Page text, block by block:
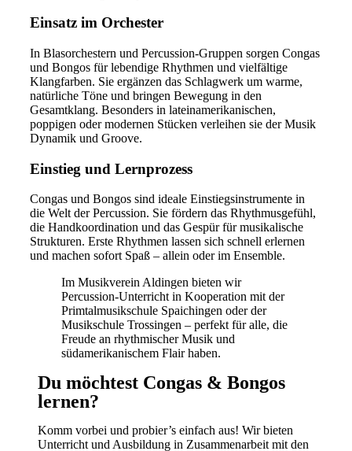
Einsatz im Orchester
In Blasorchestern und Percussion-Gruppen sorgen Congas
und Bongos für lebendige Rhythmen und vielfältige
Klangfarben. Sie ergänzen das Schlagwerk um warme,
natürliche Töne und bringen Bewegung in den
Gesamtklang. Besonders in lateinamerikanischen,
poppigen oder modernen Stücken verleihen sie der Musik
Dynamik und Groove.
Einstieg und Lernprozess
Congas und Bongos sind ideale Einstiegsinstrumente in
die Welt der Percussion. Sie fördern das Rhythmusgefühl,
die Handkoordination und das Gespür für musikalische
Strukturen. Erste Rhythmen lassen sich schnell erlernen
und machen sofort Spaß – allein oder im Ensemble.
Im Musikverein Aldingen bieten wir
Percussion-Unterricht in Kooperation mit der
Primtalmusikschule Spaichingen oder der
Musikschule Trossingen – perfekt für alle, die
Freude an rhythmischer Musik und
südamerikanischem Flair haben.
Du möchtest Congas & Bongos
lernen?
Komm vorbei und probier’s einfach aus! Wir bieten
Unterricht und Ausbildung in Zusammenarbeit mit den